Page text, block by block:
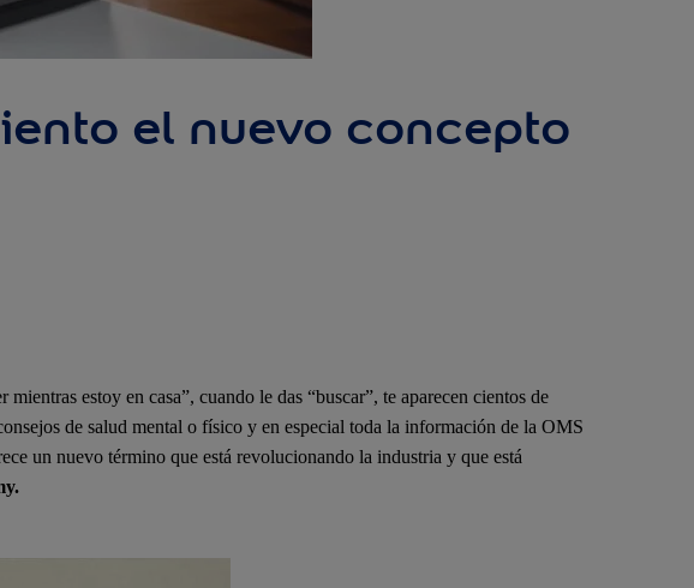
el nuevo concepto
estoy en casa”, cuando le das “buscar”, te aparecen cientos de
de salud mental o físico y en especial toda la información de la OMS
un nuevo término que está revolucionando la industria y que está